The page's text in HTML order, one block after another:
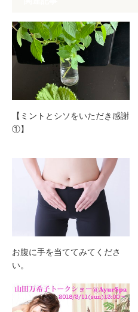
【ミントとシソをいただき感謝
①】
お腹に手を当ててみてくださ
い。